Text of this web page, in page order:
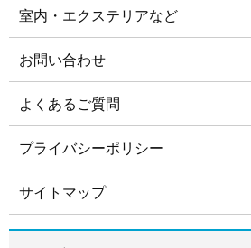
室内・エクステリアなど
お問い合わせ
よくあるご質問
プライバシーポリシー
サイトマップ